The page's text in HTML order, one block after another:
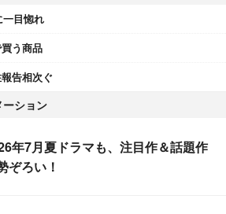
一目惚れ
う商品
告相次ぐ
ション
年7月夏ドラマも、注目作＆話題作
ぞろい！